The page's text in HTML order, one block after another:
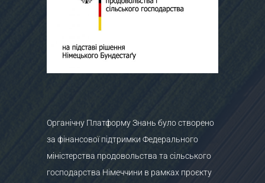
Органічну Платформу Знань було створено
за фінансової підтримки Федерального
міністерства продовольства та сільського
господарства Німеччини в рамках проєкту